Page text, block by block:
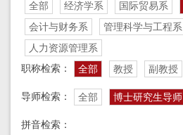
全部 经济学系 国际贸易系
会计与财务系
管理科学与工程系
人力资源管理系
职称检索：
全部 教授 副教授
导师检索： 全部 博士研究生导师
拼音检索：